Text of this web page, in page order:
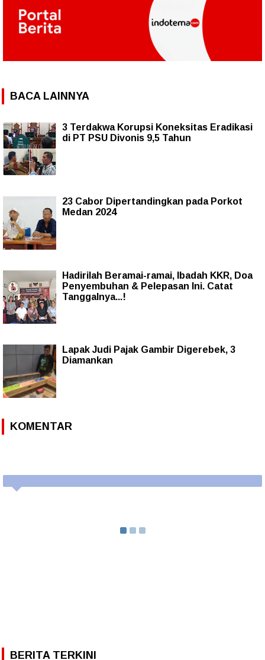
BACA LAINNYA
3 Terdakwa Korupsi Koneksitas Eradikasi
di PT PSU Divonis 9,5 Tahun
23 Cabor Dipertandingkan pada Porkot
Medan 2024
Hadirilah Beramai-ramai, Ibadah KKR, Doa
Penyembuhan & Pelepasan Ini. Catat
Tanggalnya...!
Lapak Judi Pajak Gambir Digerebek, 3
Diamankan
KOMENTAR
BERITA TERKINI